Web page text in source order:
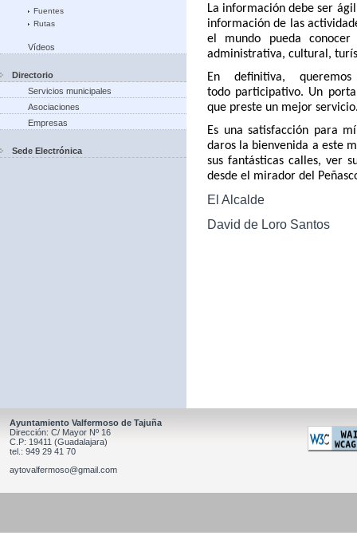
Fuentes
Rutas
Vídeos
Directorio
Servicios municipales
Asociaciones
Empresas
Sede Electrónica
La información debe ser
información de las
el mundo pueda
administrativa, cultural,
En definitiva,
todo participativo. Un
que preste un mejor
Es una satisfacción para
daros la bienvenida a este
sus fantásticas calles, ver
desde el mirador del
El Alcalde
David de Loro Santos
Ayuntamiento Valfermoso de Tajuña
Dirección: C/ Mayor Nº 16
C.P: 19411 (Guadalajara)
tel.: 949 29 41 70
aytovalfermoso@gmail.com